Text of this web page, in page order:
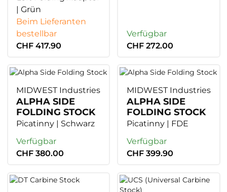
| Grün
Beim Lieferanten
bestellbar
CHF 417.90
Verfügbar
CHF 272.00
MIDWEST Industries
ALPHA SIDE
FOLDING STOCK
Picatinny | Schwarz
Verfügbar
CHF 380.00
MIDWEST Industries
ALPHA SIDE
FOLDING STOCK
Picatinny | FDE
Verfügbar
CHF 399.90